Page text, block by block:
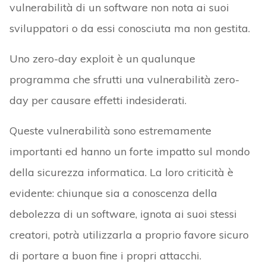
vulnerabilità di un software non nota ai suoi
sviluppatori o da essi conosciuta ma non gestita.
Uno zero-day exploit è un qualunque
programma che sfrutti una vulnerabilità zero-
day per causare effetti indesiderati.
Queste vulnerabilità sono estremamente
importanti ed hanno un forte impatto sul mondo
della sicurezza informatica. La loro criticità è
evidente: chiunque sia a conoscenza della
debolezza di un software, ignota ai suoi stessi
creatori, potrà utilizzarla a proprio favore sicuro
di portare a buon fine i propri attacchi.